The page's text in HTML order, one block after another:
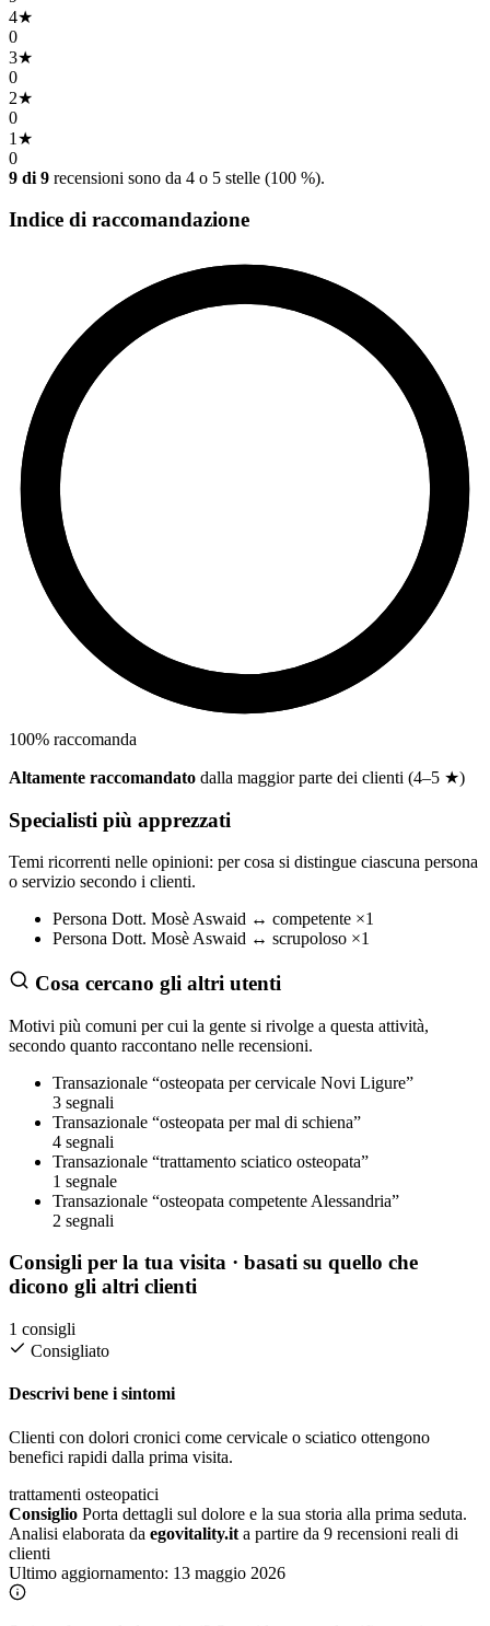
4★
0
3★
0
2★
0
1 ★
0
9 di 9 recensioni sono da 4 o 5 stelle (100 %).
Indice di raccomandazione
100% raccomanda
Altamente raccomandato dalla maggior parte dei clienti (4–5 ★)
Specialisti più apprezzati
Temi ricorrenti nelle opinioni: per cosa si distingue ciascuna persona
o servizio secondo i clienti.
Persona Dott. Mosè Aswaid ↔ competente ×1
Persona Dott. Mosè Aswaid ↔ scrupoloso ×1
Cosa cercano gli altri utenti
Motivi più comuni per cui la gente si rivolge a questa attività,
secondo quanto raccontano nelle recensioni.
Transazionale “osteopata per cervicale Novi Ligure”
3 segnali
Transazionale “osteopata per mal di schiena”
4 segnali
Transazionale “trattamento sciatico osteopata”
1 segnale
Transazionale “osteopata competente Alessandria”
2 segnali
Consigli per la tua visita · basati su quello che
dicono gli altri clienti
1 consigli
Consigliato
Descrivi bene i sintomi
Clienti con dolori cronici come cervicale o sciatico ottengono
benefici rapidi dalla prima visita.
trattamenti osteopatici
Consiglio Porta dettagli sul dolore e la sua storia alla prima seduta.
Analisi elaborata da egovitality.it a partire da 9 recensioni reali di
clienti
Ultimo aggiornamento: 13 maggio 2026